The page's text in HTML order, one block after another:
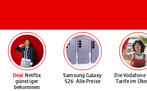
Deal: Netflix
günstiger
bekommen
Samsung Galaxy
S26: Alle Preise
Die Vodafone
Tarife im